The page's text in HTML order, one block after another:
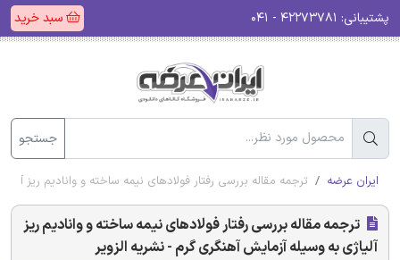
پشتیبانی: سبد خرید
جستجو
ایران عرضه ترجمه مقاله بررسی رفتار فولادهای نیمه ساخته و وانادیم ریز
ترجمه مقاله بررسی رفتار فولادهای نیمه ساخته و وانادیم ریز
آلیاژی به وسیله آزمایش آهنگری گرم - نشریه الزویر